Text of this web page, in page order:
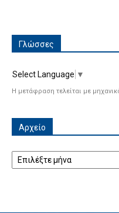
Γλώσσες
Select Language ▼
Η μετάφραση τελείται με
Αρχείο